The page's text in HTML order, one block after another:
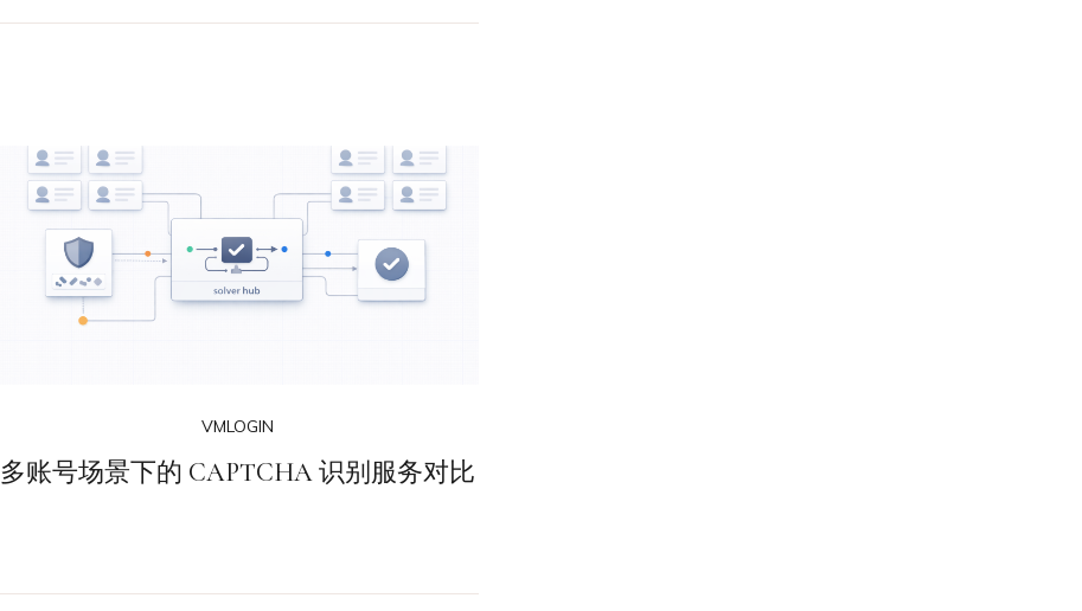
VMLOGIN
多账号场景下的 CAPTCHA 识别服务对比